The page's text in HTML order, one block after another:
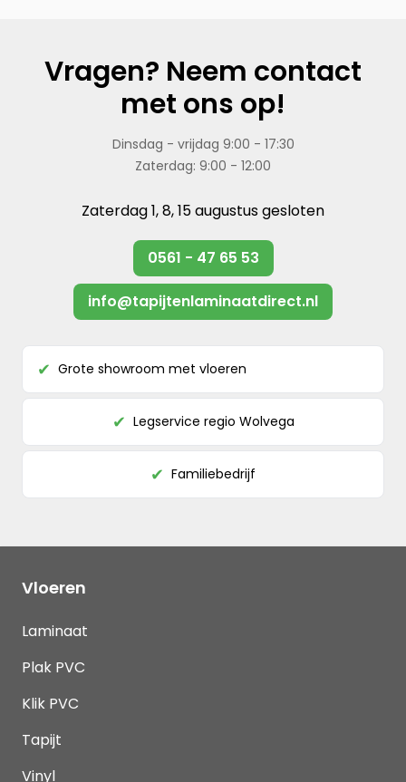
Vragen? Neem contact
met ons op!
Dinsdag - vrijdag 9:00 - 17:30
Zaterdag: 9:00 - 12:00
Zaterdag 1, 8, 15 augustus gesloten
0561 - 47 65 53
info@tapijtenlaminaatdirect.nl
✔ Grote showroom met vloeren
✔ Legservice regio Wolvega
✔ Familiebedrijf
Vloeren
Laminaat
Plak PVC
Klik PVC
Tapijt
Vinyl